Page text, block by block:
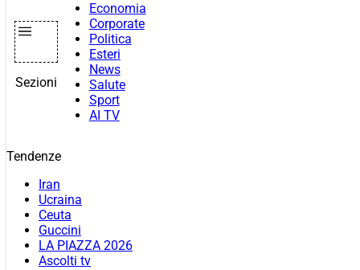
Sezioni
Economia
Corporate
Politica
Esteri
News
Salute
Sport
AI TV
Tendenze
Iran
Ucraina
Ceuta
Guccini
LA PIAZZA 2026
Ascolti tv